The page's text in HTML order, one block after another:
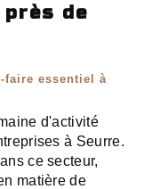
de
faire essentiel à
d'activité
à Seurre.
ce secteur,
matière de